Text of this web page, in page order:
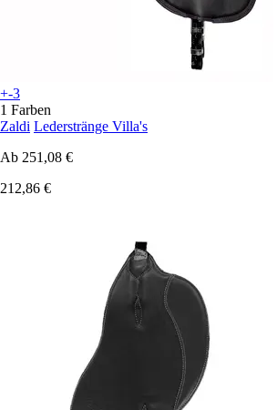
+-3
1 Farben
Zaldi Lederstränge Villa's
Ab 251,08 €
212,86 €